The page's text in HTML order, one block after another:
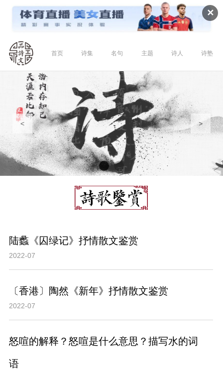
✕
首页 诗集 名句 主题 诗人 诗塾
< >
陆蠡《囚绿记》抒情散文鉴赏
2022-07
〔香港〕陶然《新年》抒情散文鉴赏
2022-07
怒喧的解释？怒喧是什么意思？描写水的词
语